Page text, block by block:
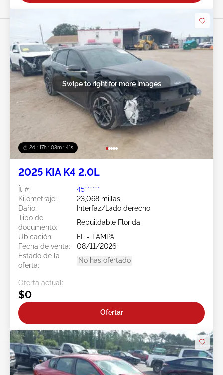
2d : 17h : 03m : 38s
Swipe to right for more images
2025 KIA K4 2.0L
Ít #:
45******
Kilometraje:
23,068 millas
Daño:
Interfaz/Lado derecho
Tipo de
documento:
Rebuildable Florida
Ubicación:
FL - TAMPA
Fecha de venta:
08/11/2026
Estado de la
oferta:
No has ofertado
Oferta actual:
$0
Ofertar